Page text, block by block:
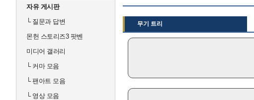
자유 게시판
└질문과 답변
몬헌 스토리즈3 팟벤
미디어 갤러리
└커마 모음
└팬아트 모음
└영상 모음
무기 트리